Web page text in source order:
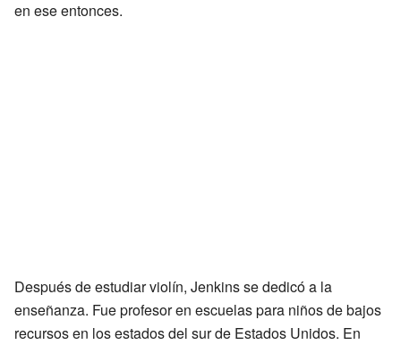
en ese entonces.
Después de estudiar violín, Jenkins se dedicó a la
enseñanza. Fue profesor en escuelas para niños de bajos
recursos en los estados del sur de Estados Unidos. En